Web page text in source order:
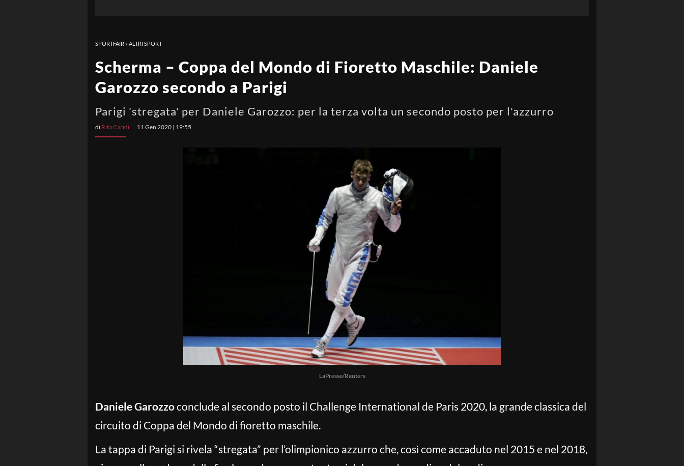
SPORTFAIR »ALTRI SPORT
Scherma – Coppa del Mondo di Fioretto Maschile: Daniele
Garozzo secondo a Parigi
Parigi 'stregata' per Daniele Garozzo: per la terza volta un secondo posto per l'azzurro
di Rita Caridi 11 Gen 2020 | 19:55
LaPresse/Reuters
Daniele Garozzoconclude al secondo posto il Challenge International de Paris 2020, la grande classica del
circuito di Coppa del Mondo di fioretto maschile.
La tappa di Parigi si rivela “stregata” per l’olimpionico azzurro che, così come accaduto nel 2015 e nel 2018,